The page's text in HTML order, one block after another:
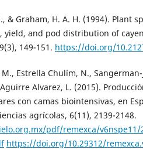
& Graham, H. A. H. (1994). Plant
yield, and pod distribution of
149-151. https://doi.org/
Estrella Chulím, N.,
Alvarez, L. (2015).
con camas biointensivas, en
agrícolas, 6(11), 2139-2148.
pdf/remexca/v6nspe11/
https://doi.org/10.29312/